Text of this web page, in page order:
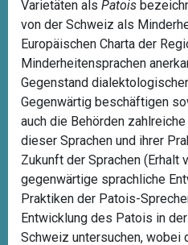
Varietäten als Patois
von der Schweiz als
Europäischen Charta der
Minderheitensprachen
Gegenstand
Gegenwärtig beschäftigen
auch die Behörden
dieser Sprachen und ihrer
Zukunft der Sprachen (Erhalt
gegenwärtige sprachliche
Praktiken der Patois-
Entwicklung des Patois in
Schweiz untersuchen, wobei